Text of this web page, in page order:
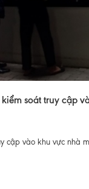
soát truy cập
cập vào khu vực nhà